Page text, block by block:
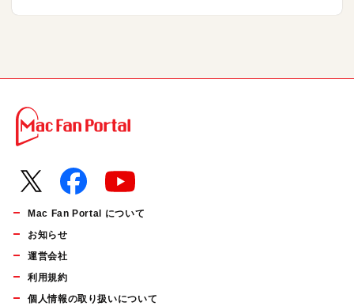
Mac Fan Portal について
お知らせ
運営会社
利用規約
個人情報の取り扱いについて